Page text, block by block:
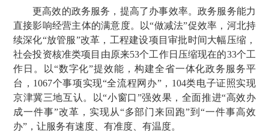
更高效的政务服务，提高了办事效率。政务服务能力
直接影响经营主体的满意度。以“做减法”促效率，河北持
续深化“放管服”改革，工程建设项目审批时间大幅压缩，
社会投资核准类项目由原来53个工作日压缩现在的33个工
作日。以“数字化”提效能，构建全省一体化政务服务平
台，1067个事项实现“全流程网办”，104类电子证照实现
京津冀三地互认。以“小窗口”强效果，全面推进“高效办
成一件事”改革，实现从“多部门来回跑”到“一件事高效
办”，让服务有速度、有准度、有温度。